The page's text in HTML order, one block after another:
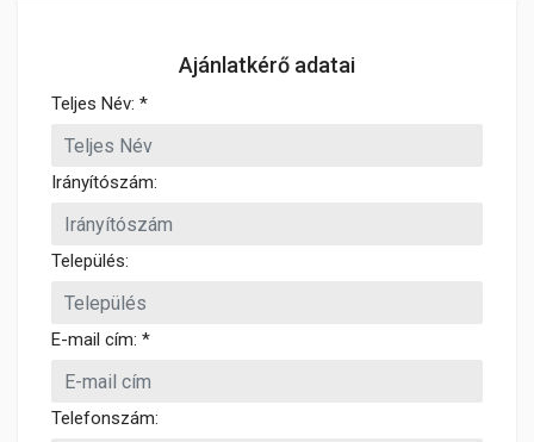
Ajánlatkérő adatai
Teljes Név: *
Irányítószám:
Település:
E-mail cím: *
Telefonszám: